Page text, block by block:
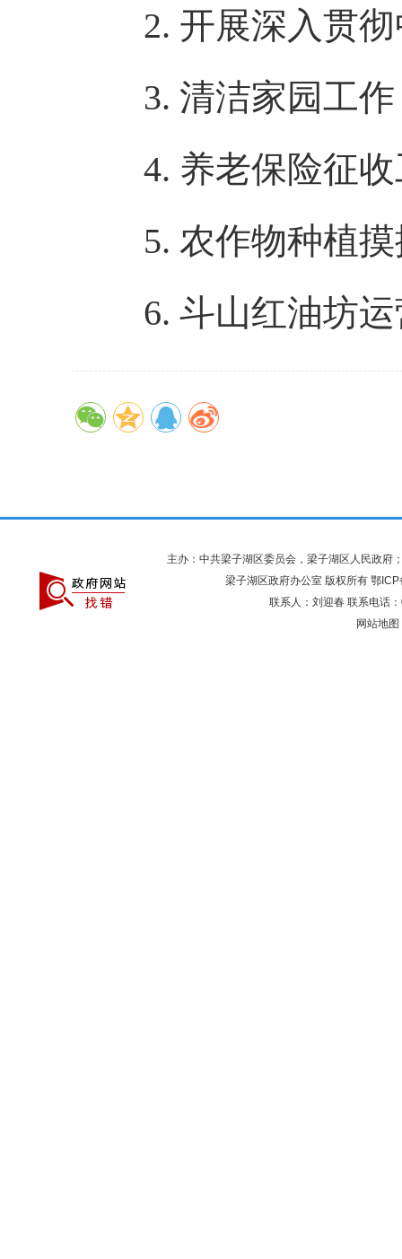
2. 开展深入贯
3. 清洁家园工
4. 养老保险征
5. 农作物种植
6. 斗山红油坊
主办：中共梁子湖区委员会，梁子湖区人民政府
梁子湖区政府办公室 版权所有 鄂
联系人：刘迎春 联系电话
网站地图